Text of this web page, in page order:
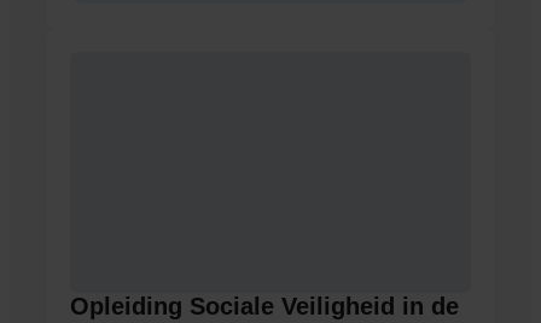
Opleiding Sociale Veiligheid in de